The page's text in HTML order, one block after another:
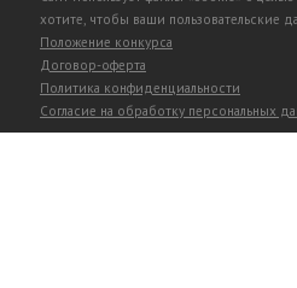
хотите, чтобы ваши пользовательские
Положение конкурса
Договор-оферта
Политика конфиденциальности
Согласие на обработку персональных